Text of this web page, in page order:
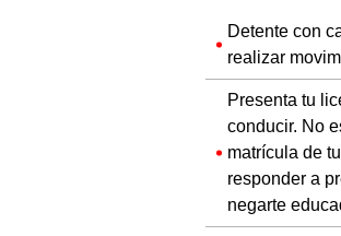
Detente con
realizar
Presenta tu
conducir. No
matrícula de
responder a
negarte